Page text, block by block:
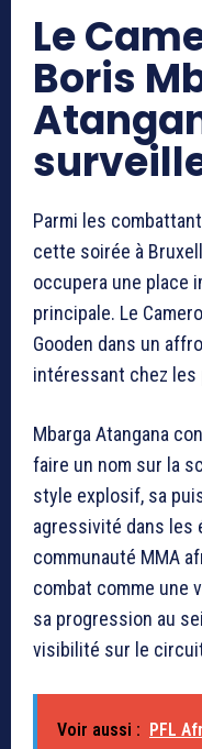
Le
Boris
Parmi les
cette soirée à
occupera une place
principale. Le
Gooden dans un
intéressant chez les
Mbarga Atangana
faire un nom sur la
style explosif, sa
agressivité dans les
communauté MMA
combat comme une
sa progression au
visibilité sur le
Voir aussi :
PFL